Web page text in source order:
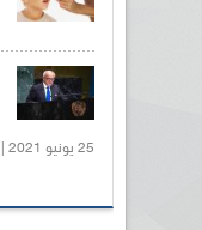
25 يونيو 2021 |